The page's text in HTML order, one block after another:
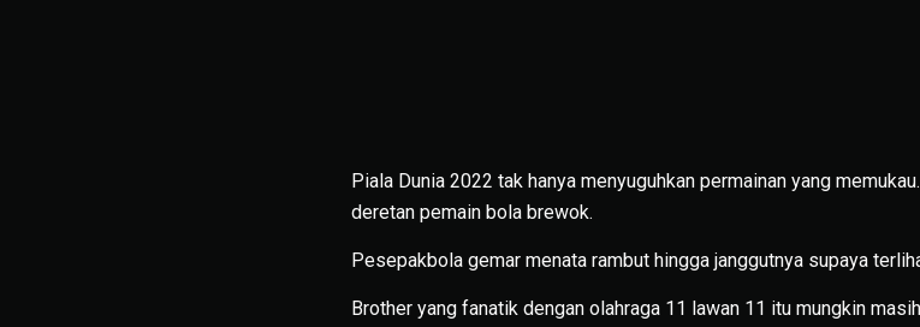
Piala Dunia 2022 tak hanya menyuguhkan permainan yang
deretan pemain bola brewok.
Pesepakbola gemar menata rambut hingga janggutnya supaya
Brother yang fanatik dengan olahraga 11 lawan 11 itu mungkin